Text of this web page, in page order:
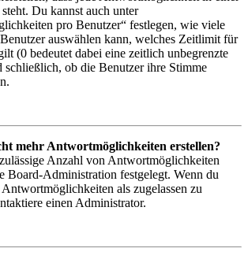
Du kannst auch unter
pro Benutzer“ festlegen, wie viele
auswählen kann, welches Zeitlimit für
(0 bedeutet dabei eine zeitlich unbegrenzte
schließlich, ob die Benutzer ihre Stimme
mehr Antwortmöglichkeiten erstellen?
Anzahl von Antwortmöglichkeiten
Board-Administration festgelegt. Wenn du
als zugelassen zu
einen Administrator.